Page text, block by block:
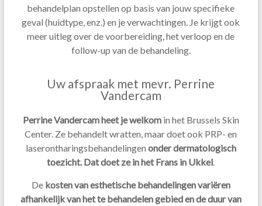
behandelplan opstellen op basis van jouw specifieke
geval (huidtype, enz.) en je verwachtingen. Je krijgt ook
meer uitleg over de voorbereiding, het verloop en de
follow-up van de behandeling.
Uw afspraak met mevr. Perrine
Vandercam
Perrine Vandercam heet je welkomin het Brussels Skin
Center. Ze behandelt wratten, maar doet ook PRP- en
laserontharingsbehandelingen onder dermatologisch
toezicht. Dat doet zein het Frans in Ukkel
De kosten van esthetische behandelingen variëren
afhankelijk van het te behandelen gebied en de duur van